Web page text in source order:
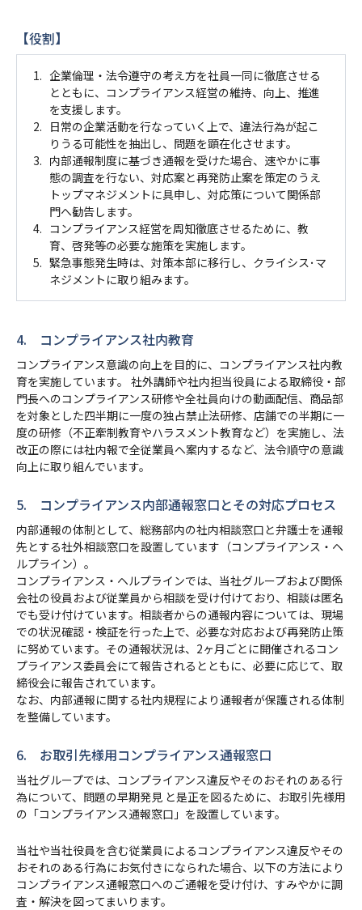
【役割】
1. 企業倫理・法令遵守の考え方を社員一同に徹底させる
とともに、コンプライアンス経営の維持、向上、推進
を支援します。
2. 日常の企業活動を行なっていく上で、違法行為が起こ
りうる可能性を抽出し、問題を顕在化させます。
3. 内部通報制度に基づき通報を受けた場合、速やかに事
態の調査を行ない、対応案と再発防止案を策定のうえ
トップマネジメントに具申し、対応策について関係部
門へ勧告します。
4. コンプライアンス経営を周知徹底させるために、教
育、啓発等の必要な施策を実施します。
5. 緊急事態発生時は、対策本部に移行し、クライシス･マ
ネジメントに取り組みます。
4. コンプライアンス社内教育
コンプライアンス意識の向上を目的に、コンプライアンス社内教
育を実施しています。 社外講師や社内担当役員による取締役・部
門長へのコンプライアンス研修や全社員向けの動画配信、商品部
を対象とした四半期に一度の独占禁止法研修、店舗での半期に一
度の研修（不正牽制教育やハラスメント教育など）を実施し、法
改正の際には社内報で全従業員へ案内するなど、法令順守の意識
向上に取り組んでいます。
5. コンプライアンス内部通報窓口とその対応プロセス
内部通報の体制として、総務部内の社内相談窓口と弁護士を通報
先とする社外相談窓口を設置しています（コンプライアンス・ヘ
ルプライン）。
コンプライアンス・ヘルプラインでは、当社グループおよび関係
会社の役員および従業員から相談を受け付けており、相談は匿名
でも受け付けています。相談者からの通報内容については、現場
での状況確認・検証を行った上で、必要な対応および再発防止策
に努めています。その通報状況は、2ヶ月ごとに開催されるコン
プライアンス委員会にて報告されるとともに、必要に応じて、取
締役会に報告されています。
なお、内部通報に関する社内規程により通報者が保護される体制
を整備しています。
6. お取引先様用コンプライアンス通報窓口
当社グループでは、コンプライアンス違反やそのおそれのある行
為について、問題の早期発見 と是正を図るために、お取引先様用
の「コンプライアンス通報窓口」を設置しています。
当社や当社役員を含む従業員によるコンプライアンス違反やその
おそれのある行為にお気付きになられた場合、以下の方法により
コンプライアンス通報窓口へのご通報を受け付け、すみやかに調
査・解決を図ってまいります。